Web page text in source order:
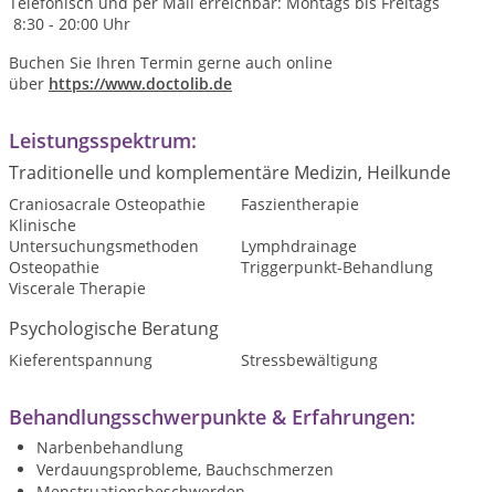
8:30 - 20:00 Uhr
Buchen Sie Ihren Termin gerne auch online
über https://www.doctolib.de
Leistungsspektrum:
Traditionelle und komplementäre Medizin, Heilkunde
Craniosacrale Osteopathie
Faszientherapie
Klinische
Untersuchungsmethoden
Lymphdrainage
Osteopathie
Triggerpunkt-Behandlung
Viscerale Therapie
Psychologische Beratung
Kieferentspannung Stressbewältigung
Behandlungsschwerpunkte & Erfahrungen:
Narbenbehandlung
Verdauungsprobleme, Bauchschmerzen